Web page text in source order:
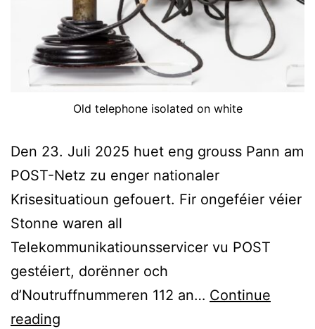
Old telephone isolated on white
Den 23. Juli 2025 huet eng grouss Pann am
POST-Netz zu enger nationaler
Krisesituatioun gefouert. Fir ongeféier véier
Stonne waren all
Telekommunikatiounsservicer vu POST
gestéiert, dorënner och
d’Noutruffnummeren 112 an… Continue
reading